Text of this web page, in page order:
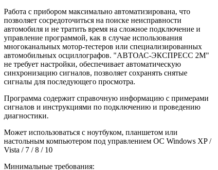
Работа с прибором максимально автоматизирована, что
позволяет сосредоточиться на поиске неисправности
автомобиля и не тратить время на сложное подключение и
управление программой, как в случае использования
многоканальных мотор-тестеров или специализированных
автомобильных осциллографов. "АВТОАС-ЭКСПРЕСС 2М"
не требует настройки, обеспечивает автоматическую
синхронизацию сигналов, позволяет сохранять снятые
сигналы для последующего просмотра.
Программа содержит справочную информацию с примерами
сигналов и инструкциями по подключению и проведению
диагностики.
Может использоваться с ноутбуком, планшетом или
настольным компьютером под управлением ОС Windows XP /
Vista / 7 / 8 / 10
Минимальные требования: